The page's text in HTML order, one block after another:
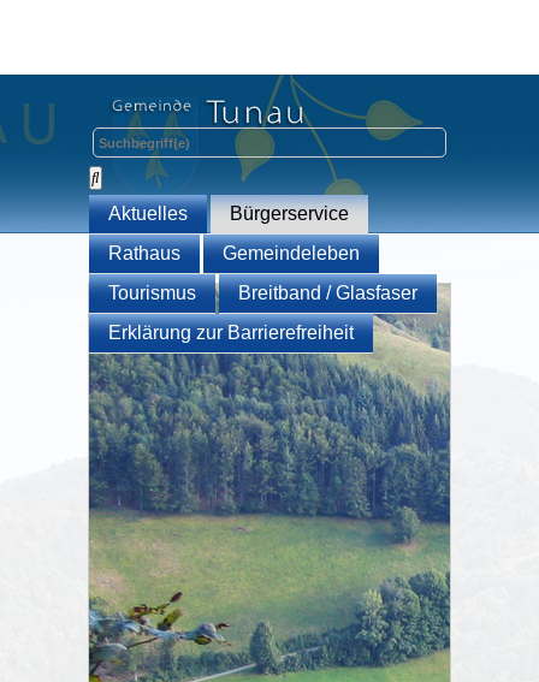
Aktuelles
Bürgerservice
Rathaus
Gemeindeleben
Tourismus
Breitband / Glasfaser
Erklärung zur Barrierefreiheit